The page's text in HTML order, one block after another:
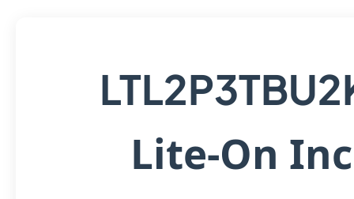
Lite-On